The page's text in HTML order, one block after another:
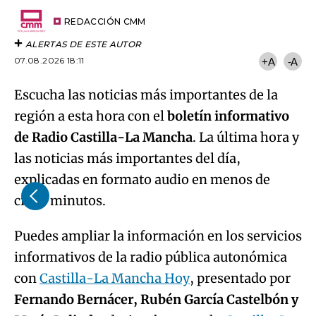
REDACCIÓN CMM
ALERTAS DE ESTE AUTOR
07.08.2026 18:11
+A -A
Escucha las noticias más importantes de la
región a esta hora con elboletín informativo
de Radio Castilla-La Mancha. La última hora y
las noticias más importantes del día,
explicadas en formato audio en menos de
cinco minutos.
Puedes ampliar la información en los servicios
informativos de la radio pública autonómica
conCastilla-La Mancha Hoy, presentado por
Fernando Bernácer, Rubén García Castelbón y